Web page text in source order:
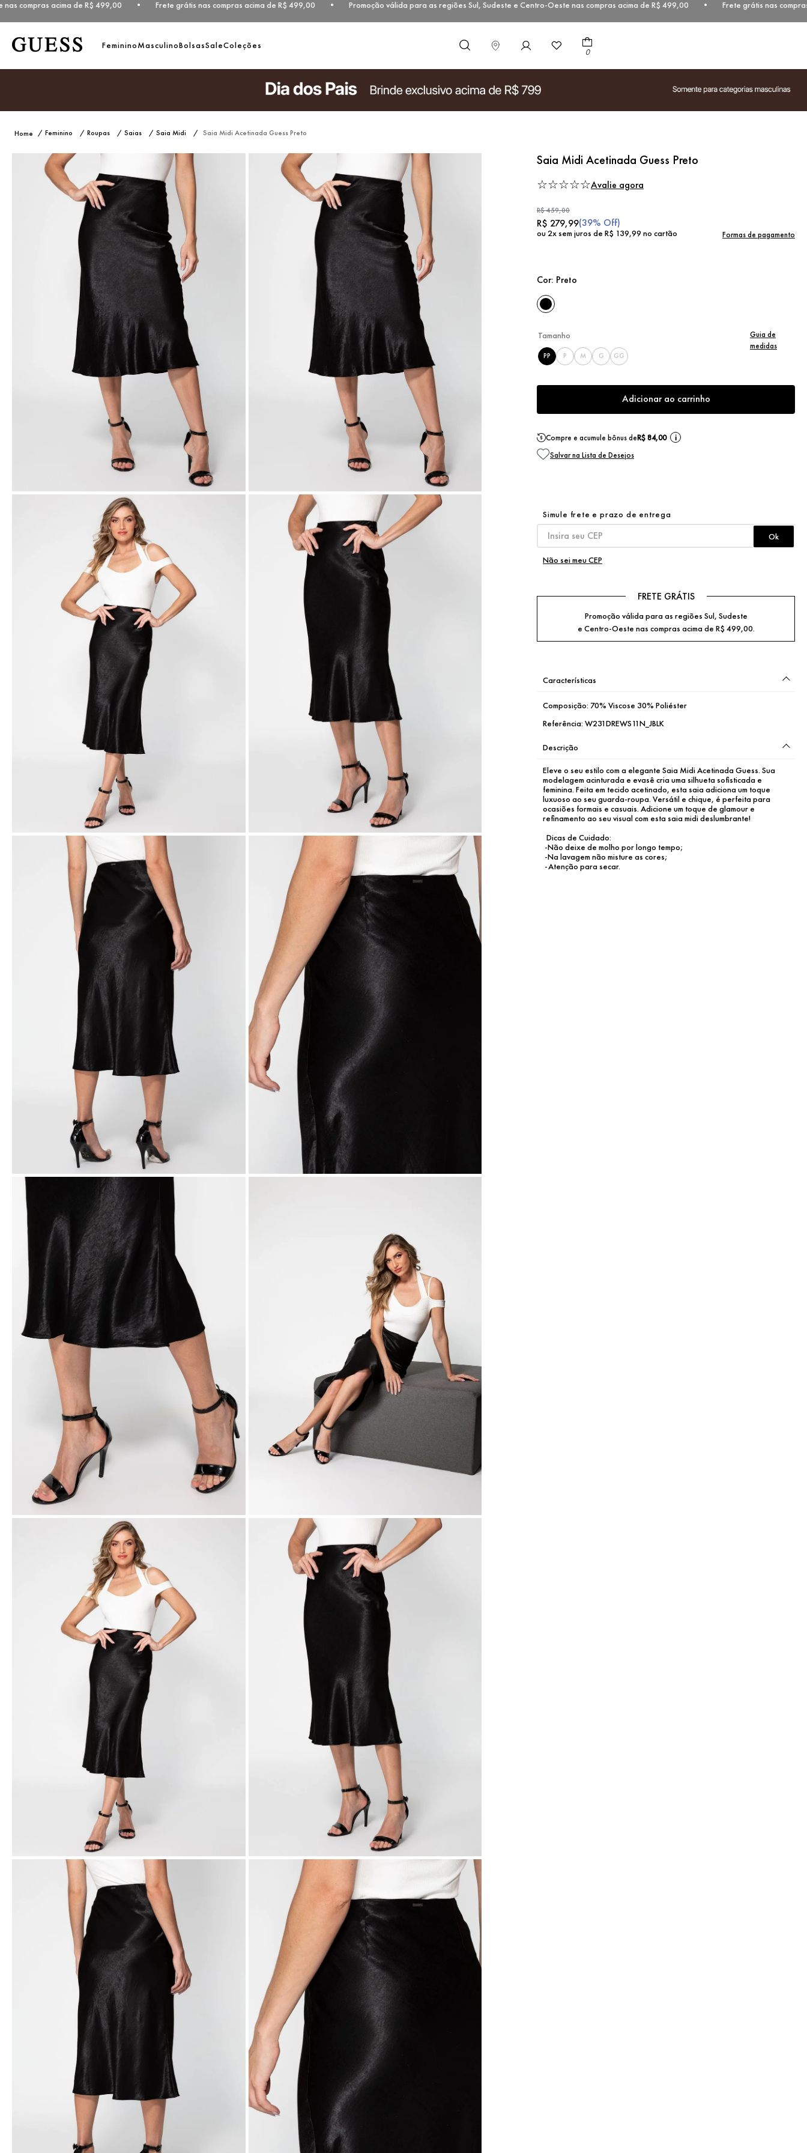
acima de R$ 499,00 • Frete grátis nas compras acima de R$ 499,00 • Promoção válida para as regiões Sul, Sudeste e Centro-Oeste nas compras acima de R$ 499,00 • Frete grátis nas
FemininoMasculinoBolsasSaleColeções O que você procura?
0
Feminino Roupas Saias Saia Midi Saia Midi Acetinada Guess Preto
Saia Midi Acetinada Guess Preto
☆☆☆☆☆Avalie agora
R$459,00
R$ 279,99(39% Off)
ou2x sem juros de R$ 139,99 no cartão Formas de pagamento
Cor: Preto
Tamanho
PP P M G GG
Guia de
medidas
Adicionar ao carrinho
Compre e acumule bônus deR$ 84,00 i
Não sei meu CEP
FRETE GRÁTIS
Promoção válida para as regiões Sul, Sudeste
e Centro-Oeste nas compras acima de R$ 499,00.
Características
Composição: 70% Viscose 30% Poliéster
Referência: W231DREWS11N_JBLK
Descrição
Eleve o seu estilo com a elegante Saia Midi Acetinada Guess. Sua
modelagem acinturada e evasê cria uma silhueta sofisticada e
feminina. Feita em tecido acetinado, esta saia adiciona um toque
luxuoso ao seu guarda-roupa. Versátil e chique, é perfeita para
ocasiões formais e casuais. Adicione um toque de glamour e
refinamento ao seu visual com esta saia midi deslumbrante!
  Dicas de Cuidado:
-Não deixe de molho por longo tempo;
-Na lavagem não misture as cores;
-Atenção para secar.